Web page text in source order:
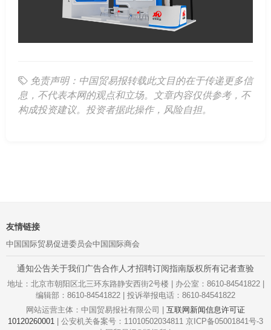
免责声明：中国贸易报转载此文目的在于传递更多信
息，不代表本网的观点和立场。文章内容仅供参考，不
构成投资建议。投资者据此操作，风险自担。
友情链接
中国国际贸易促进委员会中国国际商会
通知公告关于我们广告合作人才招聘订阅指南版权所有记者查验
地址：北京市朝阳区北三环东路静安西街2号楼 | 办公室：8610-84541822 |
编辑部：8610-84541822 | 投诉举报电话：8610-84541822
网站运营主体：中国贸易报社有限公司 | 互联网新闻信息许可证
10120260001
| 公安机关备案号：11010502034811 京ICP备05001841号-3